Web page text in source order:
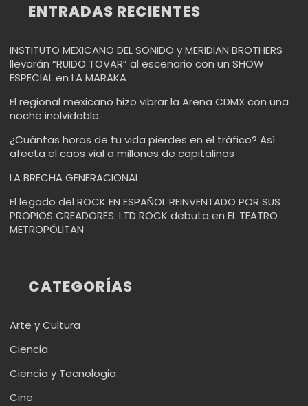
ENTRADAS RECIENTES
INSTITUTO MEXICANO DEL SONIDO y MERIDIAN BROTHERS
llevarán “RUIDO TOVAR” al escenario con un SHOW
ESPECIAL en LA MARAKA
El regional mexicano hizo vibrar la Arena CDMX con una
noche inolvidable.
¿Cuántas horas de tu vida pierdes en el tráfico? Así
afecta el caos vial a millones de capitalinos
LA BRECHA GENERACIONAL
El legado del ROCK EN ESPAÑOL REINVENTADO POR SUS
PROPIOS CREADORES: LTD ROCK debuta en EL TEATRO
METROPÓLITAN
CATEGORÍAS
Arte y Cultura
Ciencia
Ciencia y Tecnologia
Cine